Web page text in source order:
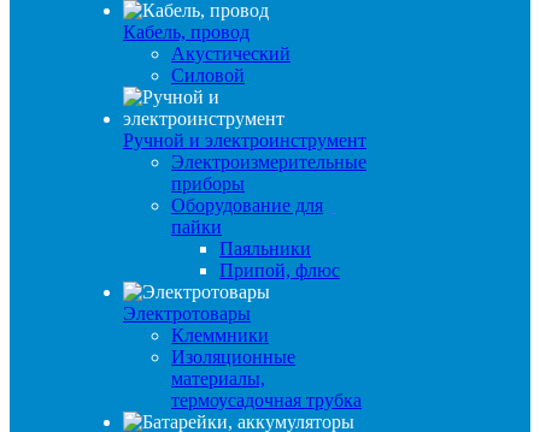
Кабель, провод
Акустический
Силовой
Ручной и электроинструмент
Электроизмерительные
приборы
Оборудование для
пайки
Паяльники
Припой, флюс
Электротовары
Клеммники
Изоляционные
материалы,
термоусадочная трубка